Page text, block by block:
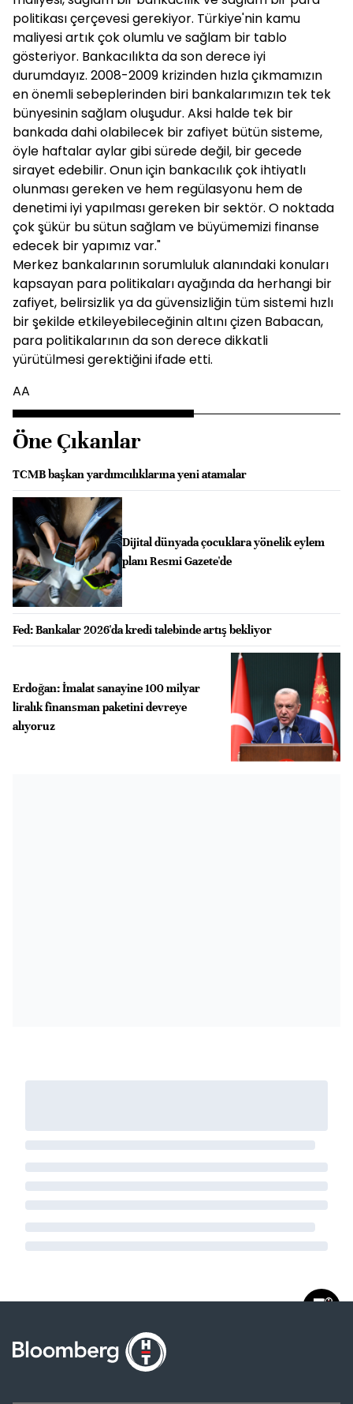
politikası çerçevesi gerekiyor. Türkiye'nin kamu
maliyesi artık çok olumlu ve sağlam bir tablo
gösteriyor. Bankacılıkta da son derece iyi
durumdayız. 2008-2009 krizinden hızla çıkmamızın
en önemli sebeplerinden biri bankalarımızın tek tek
bünyesinin sağlam oluşudur. Aksi halde tek bir
bankada dahi olabilecek bir zafiyet bütün sisteme,
öyle haftalar aylar gibi sürede değil, bir gecede
sirayet edebilir. Onun için bankacılık çok ihtiyatlı
olunması gereken ve hem regülasyonu hem de
denetimi iyi yapılması gereken bir sektör. O noktada
çok şükür bu sütun sağlam ve büyümemizi finanse
edecek bir yapımız var."
Merkez bankalarının sorumluluk alanındaki konuları
kapsayan para politikaları ayağında da herhangi bir
zafiyet, belirsizlik ya da güvensizliğin tüm sistemi hızlı
bir şekilde etkileyebileceğinin altını çizen Babacan,
para politikalarının da son derece dikkatli
yürütülmesi gerektiğini ifade etti.
AA
Öne Çıkanlar
TCMB başkan yardımcılıklarına yeni atamalar
Dijital dünyada çocuklara yönelik eylem
planı Resmi Gazete'de
Fed: Bankalar 2026'da kredi talebinde artış bekliyor
Erdoğan: İmalat sanayine 100 milyar
liralık finansman paketini devreye
alıyoruz